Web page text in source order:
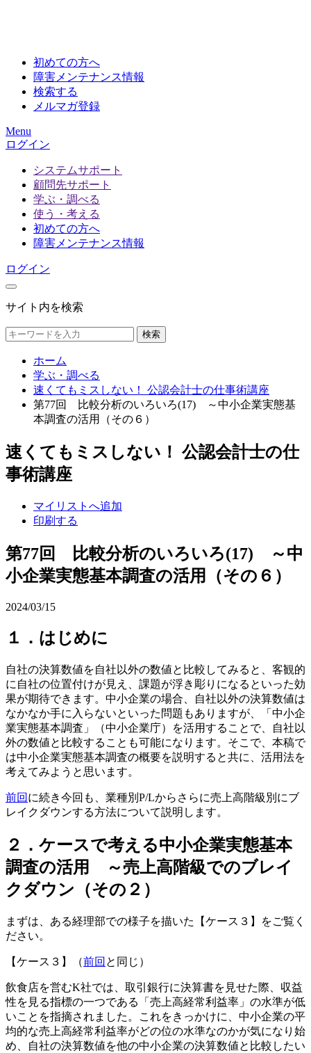
初めての方へ
障害メンテナンス情報
検索する
メルマガ登録
Menu
ログイン
システムサポート
顧問先サポート
学ぶ・調べる
使う・考える
初めての方へ
障害メンテナンス情報
ログイン
サイト内を検索
検索
ホーム
学ぶ・調べる
速くてもミスしない！ 公認会計士の仕事術講座
第77回 比較分析のいろいろ(17) ～中小企業実態基
本調査の活用（その６）
速くてもミスしない！ 公認会計士の仕
事術講座
マイリストへ追加
印刷する
第77回 比較分析のいろいろ(17) ～中
小企業実態基本調査の活用（その６）
2024/03/15
１．はじめに
自社の決算数値を自社以外の数値と比較してみると、客観的
に自社の位置付けが見え、課題が浮き彫りになるといった効
果が期待できます。中小企業の場合、自社以外の決算数値は
なかなか手に入らないといった問題もありますが、「中小企
業実態基本調査」（中小企業庁）を活用することで、自社以
外の数値と比較することも可能になります。そこで、本稿で
は中小企業実態基本調査の概要を説明すると共に、活用法を
考えてみようと思います。
前回 に続き今回も、業種別P/Lからさらに売上高階級別にブ
レイクダウンする方法について説明します。
２．ケースで考える中小企業実態基本
調査の活用 ～売上高階級でのブレイ
クダウン（その２）
まずは、ある経理部での様子を描いた【ケース３】をご覧く
ださい。
【ケース３】（前回 と同じ）
飲食店を営むK社では、取引銀行に決算書を見せた際、収益
性を見る指標の一つである「売上高経常利益率」の水準が低
いことを指摘されました。これをきっかけに、中小企業の平
均的な売上高経常利益率がどの位の水準なのかが気になり始
め、自社の決算数値を他の中小企業の決算数値と比較したい